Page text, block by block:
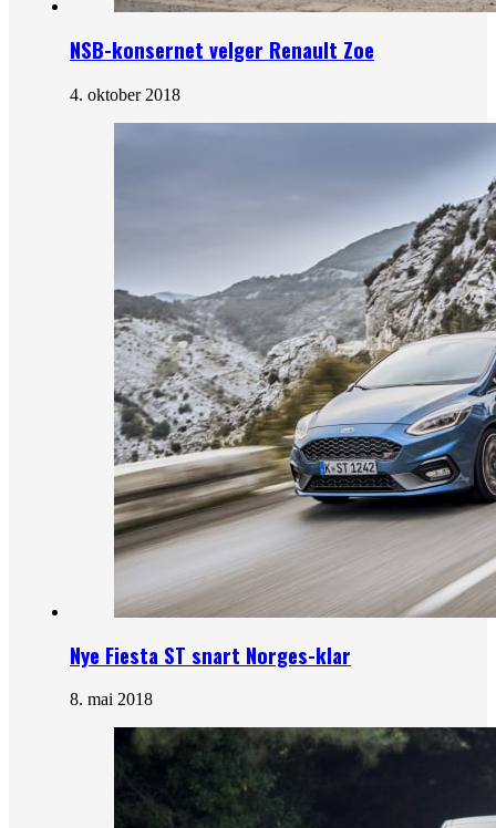
NSB-konsernet velger Renault Zoe
4. oktober 2018
Nye Fiesta ST snart Norges-klar
8. mai 2018